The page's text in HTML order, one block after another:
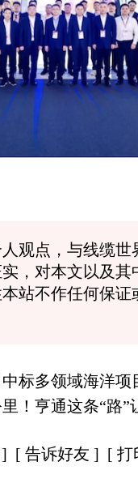
观点，与线缆
，对本文以及
站不作任何保
标多领域海洋项
！亨通这条“路”
[ 告诉好友 ] [ 打